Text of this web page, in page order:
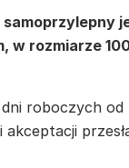
w rozmiarze
dni roboczych od
akceptacji